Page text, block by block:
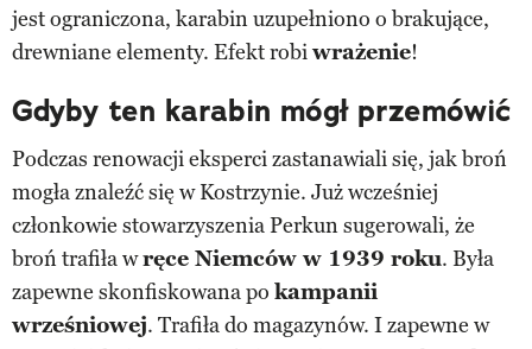
jest ograniczona, karabin uzupełniono o brakujące,
drewniane elementy. Efekt robiwrażenie!
Gdyby ten karabin mógł przemówić
Podczas renowacji eksperci zastanawiali się, jak broń
mogła znaleźć się w Kostrzynie. Już wcześniej
członkowie stowarzyszenia Perkun sugerowali, że
broń trafiła wręce Niemców w 1939 roku. Była
zapewne skonfiskowana po kampanii
wrześniowej. Trafiła do magazynów. I zapewne w